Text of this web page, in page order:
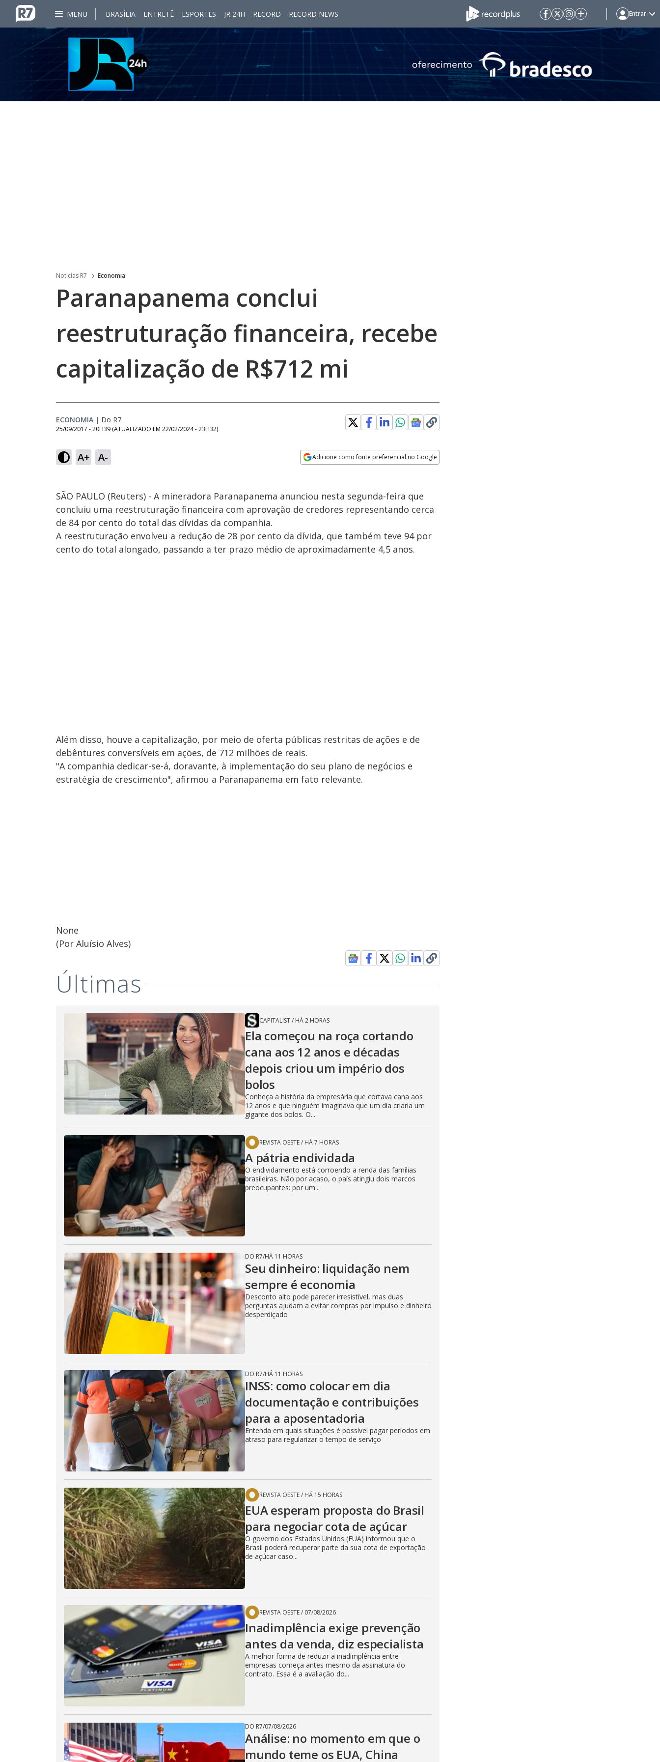
MENU BRASÍLIA ENTRETÊ ESPORTES JR 24H RECORD RECORD NEWS Entrar
Noticias R7 Economia
Paranapanema conclui
reestruturação financeira, recebe
capitalização de R$712 mi
ECONOMIA | Do R7
25/09/2017 - 20H39 (ATUALIZADO EM 22/02/2024 - 23H32)
A+ A- Adicione como fonte preferencial no Google
SÃO PAULO (Reuters) - A mineradora Paranapanema anunciou nesta segunda-feira que
concluiu uma reestruturação financeira com aprovação de credores representando cerca
de 84 por cento do total das dívidas da companhia.
A reestruturação envolveu a redução de 28 por cento da dívida, que também teve 94 por
cento do total alongado, passando a ter prazo médio de aproximadamente 4,5 anos.
Além disso, houve a capitalização, por meio de oferta públicas restritas de ações e de
debêntures conversíveis em ações, de 712 milhões de reais.
"A companhia dedicar-se-á, doravante, à implementação do seu plano de negócios e
estratégia de crescimento", afirmou a Paranapanema em fato relevante.
None
(Por Aluísio Alves)
Últimas
CAPITALIST/ HÁ 2 HORAS
Ela começou na roça cortando
cana aos 12 anos e décadas
depois criou um império dos
bolos
Conheça a história da empresária que cortava cana aos
12 anos e que ninguém imaginava que um dia criaria um
gigante dos bolos. O...
REVISTA OESTE/ HÁ 7 HORAS
A pátria endividada
O endividamento está corroendo a renda das famílias
brasileiras. Não por acaso, o país atingiu dois marcos
preocupantes: por um...
DO R7/HÁ 11 HORAS
Seu dinheiro: liquidação nem
sempre é economia
Desconto alto pode parecer irresistível, mas duas
perguntas ajudam a evitar compras por impulso e dinheiro
desperdiçado
DO R7/HÁ 11 HORAS
INSS: como colocar em dia
documentação e contribuições
para a aposentadoria
Entenda em quais situações é possível pagar períodos em
atraso para regularizar o tempo de serviço
REVISTA OESTE/ HÁ 15 HORAS
EUA esperam proposta do Brasil
para negociar cota de açúcar
O governo dos Estados Unidos (EUA) informou que o
Brasil poderá recuperar parte da sua cota de exportação
de açúcar caso...
REVISTA OESTE/ 07/08/2026
Inadimplência exige prevenção
antes da venda, diz especialista
A melhor forma de reduzir a inadimplência entre
empresas começa antes mesmo da assinatura do
contrato. Essa é a avaliação do...
DO R7/07/08/2026
Análise: no momento em que o
mundo teme os EUA, China